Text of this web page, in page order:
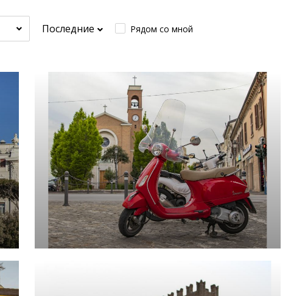
Последние Рядом со мной